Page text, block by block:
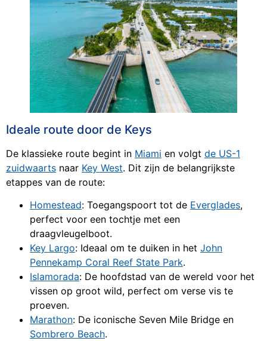
Ideale route door de Keys
De klassieke route begint in Miami en volgt de US-1
zuidwaarts naar Key West. Dit zijn de belangrijkste
etappes van de route:
Homestead: Toegangspoort tot de Everglades,
perfect voor een tochtje met een
draagvleugelboot.
Key Largo: Ideaal om te duiken in het John
Pennekamp Coral Reef State Park.
Islamorada: De hoofdstad van de wereld voor het
vissen op groot wild, perfect om verse vis te
proeven.
Marathon: De iconische Seven Mile Bridge en
Sombrero Beach.